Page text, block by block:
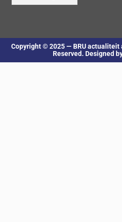
Copyright © 2025 — BRU actualiteit
Reserved. Designed